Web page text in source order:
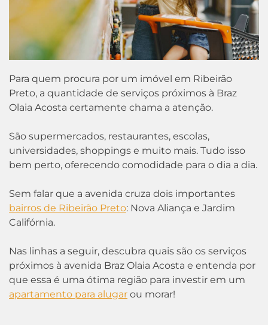
Para quem procura por um imóvel em Ribeirão
Preto, a quantidade de serviços próximos à Braz
Olaia Acosta certamente chama a atenção.
São supermercados, restaurantes, escolas,
universidades, shoppings e muito mais. Tudo isso
bem perto, oferecendo comodidade para o dia a dia.
Sem falar que a avenida cruza dois importantes
bairros de Ribeirão Preto: Nova Aliança e Jardim
Califórnia.
Nas linhas a seguir, descubra quais são os serviços
próximos à avenida Braz Olaia Acosta e entenda por
que essa é uma ótima região para investir em um
apartamento para alugar ou morar!